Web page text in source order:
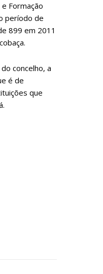
Formação
período de
899 em 2011
concelho, a
é de
que